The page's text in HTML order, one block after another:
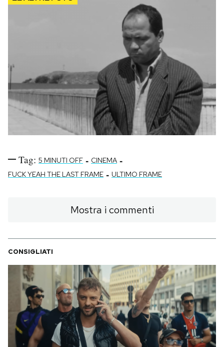
Tag: 5 MINUTI OFF - CINEMA -
FUCK YEAH THE LAST FRAME - ULTIMO FRAME
Mostra i commenti
CONSIGLIATI